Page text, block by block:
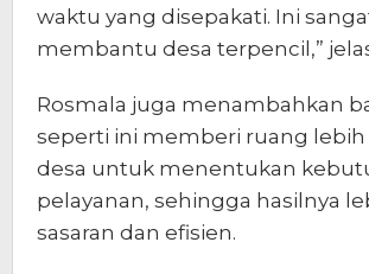
waktu yang disepakati. Ini
membantu desa terpencil,”
Rosmala juga menambahkan
seperti ini memberi ruang lebih
desa untuk menentukan
pelayanan, sehingga hasilnya
sasaran dan efisien.